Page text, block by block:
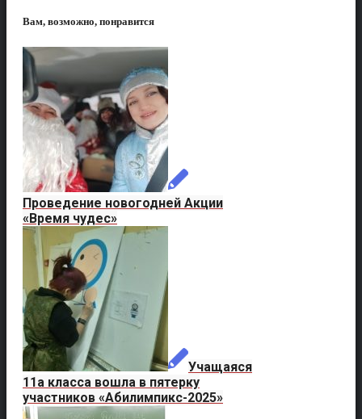
Вам, возможно, понравится
Проведение новогодней Акции
«Время чудес»
Учащаяся
11а класса вошла в пятерку
участников «Абилимпикс-2025»